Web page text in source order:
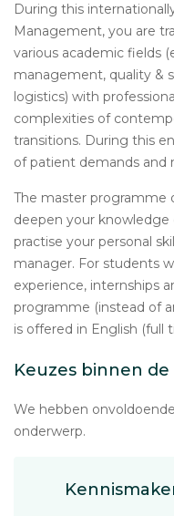
During this
Management, you are
various academic fields
management, quality &
logistics) with
complexities of
transitions. During this
of patient demands and
The master programme
deepen your knowledge
practise your personal
manager. For students
experience, internships
programme (instead of
is offered in English (full
Keuzes binnen
We hebben
onderwerp.